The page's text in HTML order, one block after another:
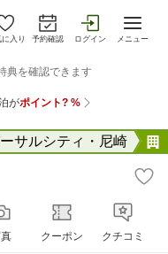
入り 予約確認 ログイン メニュー
サルシティ・尼崎
クーポン クチコミ